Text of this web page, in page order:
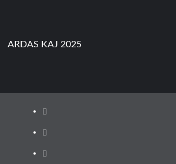
ARDAS KAJ 2025
Youtube
Facebook
Instagram